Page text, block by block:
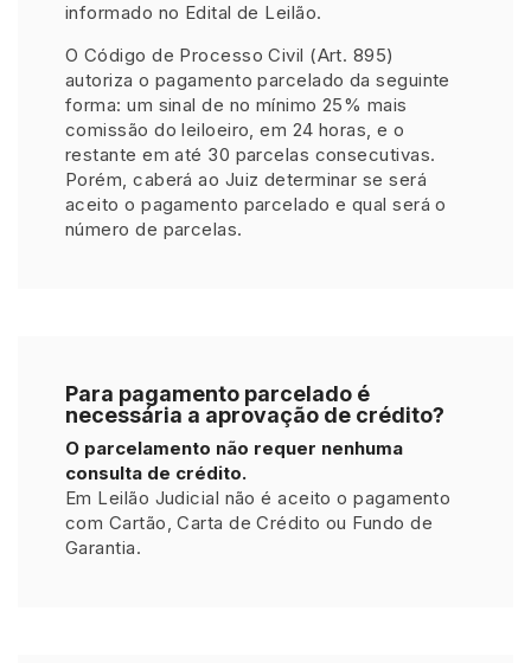
informado no Edital de Leilão.
O Código de Processo Civil (Art. 895)
autoriza o pagamento parcelado da seguinte
forma: um sinal de no mínimo 25% mais
comissão do leiloeiro, em 24 horas, e o
restante em até 30 parcelas consecutivas.
Porém, caberá ao Juiz determinar se será
aceito o pagamento parcelado e qual será o
número de parcelas.
Para pagamento parcelado é
necessária a aprovação de crédito?
O parcelamento não requer nenhuma
consulta de crédito.
Em Leilão Judicial não é aceito o pagamento
com Cartão, Carta de Crédito ou Fundo de
Garantia.